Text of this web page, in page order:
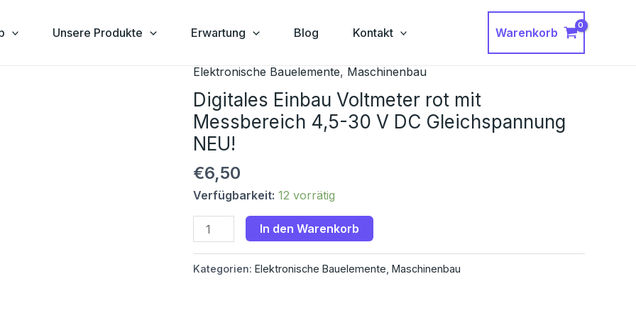
Unsere Produkte Erwartung Blog Kontakt Warenkorb
Elektronische Bauelemente, Maschinenbau
Digitales Einbau Voltmeter rot mit
Messbereich 4,5-30 V DC Gleichspannung
NEU!
€6,50
Verfügbarkeit: 12 vorrätig
Digitales
Einbau
Voltmeter
rot
mit
Messbereich
30
DC
NEU!
In den Warenkorb
Kategorien: Elektronische Bauelemente Maschinenbau